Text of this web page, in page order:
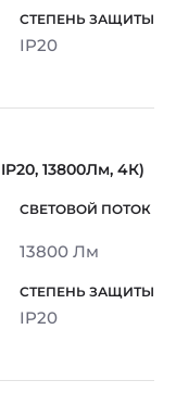
IP20
IP20, 13800Лм, 4К)
13800 Лм
IP20